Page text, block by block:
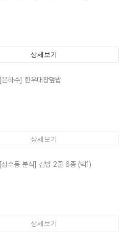
상세보기
[은하수] 한우대창덮밥
상세보기
[성수동 분식] 김밥 2줄 6종 (택1)
상세보기